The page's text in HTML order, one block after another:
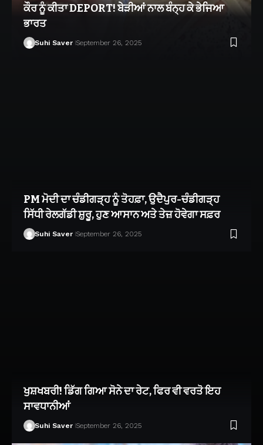
ਕੌਰ ਨੂੰ ਕੀਤਾ DEPORT! ਬੇੜੀਆਂ ਨਾਲ ਬੰਨ੍ਹ ਕੇ ਭੇਜਿਆ
ਭਾਰਤ
Suhi Saver September 26, 2025
PM ਮੋਦੀ ਦਾ ਚੰਡੀਗੜ੍ਹ ਨੂੰ ਤੋਹਫ਼ਾ, ਉਦੈਪੁਰ-ਚੰਡੀਗੜ੍ਹ
ਸਿੱਧੀ ਰੇਲਗੱਡੀ ਸ਼ੁਰੂ, ਹੁਣ ਆਸਾਨ ਅਤੇ ਤੇਜ਼ ਹੋਵੇਗਾ ਸਫ਼ਰ
Suhi Saver September 26, 2025
ਖੁਸ਼ਖਬਰੀ! ਡਿੱਗ ਗਿਆ ਸੋਨੇ ਦਾ ਰੇਟ, ਫਿਰ ਵੀ ਵਰਤੋ ਇਹ
ਸਾਵਧਾਨੀਆਂ
Suhi Saver September 26, 2025